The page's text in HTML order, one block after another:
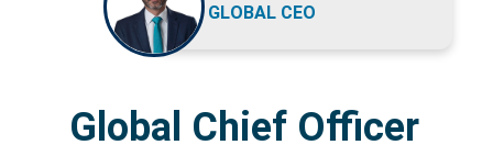
GLOBAL CEO
Global Chief Officer